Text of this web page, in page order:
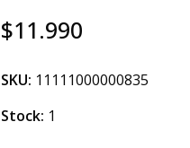
$11.990
SKU: 11111000000835
Stock: 1